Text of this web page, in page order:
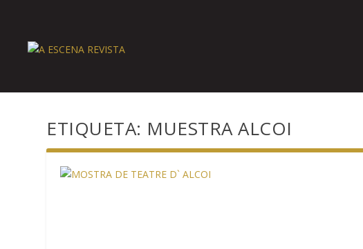
ETIQUETA: MUESTRA ALCOI